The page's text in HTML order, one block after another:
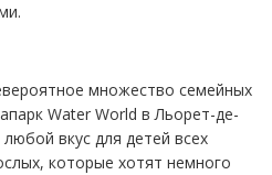
множество семейных
Water World в Льорет-де-
вкус для детей всех
которые хотят немного